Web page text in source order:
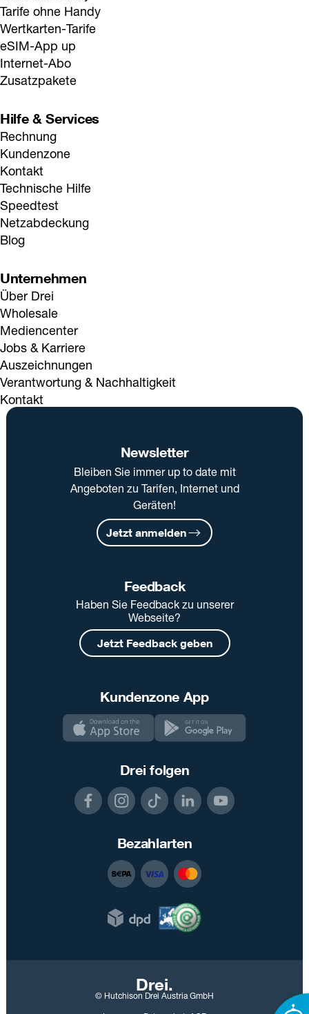
Tarife ohne Handy
Wertkarten-Tarife
eSIM-App up
Internet-Abo
Zusatzpakete
Hilfe & Services
Rechnung
Kundenzone
Kontakt
Technische Hilfe
Speedtest
Netzabdeckung
Blog
Unternehmen
Über Drei
Wholesale
Mediencenter
Jobs & Karriere
Auszeichnungen
Verantwortung & Nachhaltigkeit
Kontakt
Newsletter
Bleiben Sie immer up to date mit
Angeboten zu Tarifen, Internet und
Geräten!
Jetzt anmelden
Feedback
Haben Sie Feedback zu unserer
Webseite?
Jetzt Feedback geben
Kundenzone App
Drei folgen
Bezahlarten
Drei.
© Hutchison Drei Austria GmbH